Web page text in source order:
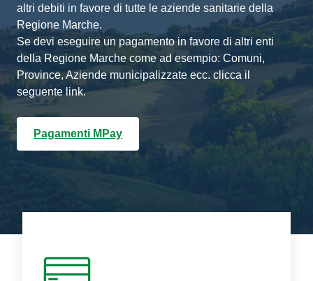
altri debiti in favore di tutte le aziende sanitarie della
Regione Marche.
Se devi eseguire un pagamento in favore di altri enti
della Regione Marche come ad esempio: Comuni,
Province, Aziende municipalizzate ecc. clicca il
seguente link.
Pagamenti MPay